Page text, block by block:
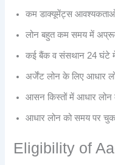
कम डाक्यूमेंट्स आवश्यकताओ
लोन बहुत कम समय में
कई बैंक व संसथान 24 घंटे में
अर्जेंट लोन के लिए आधार
आसन किस्तों में आधार लोन
आधार लोन को समय पर
Eligibility of